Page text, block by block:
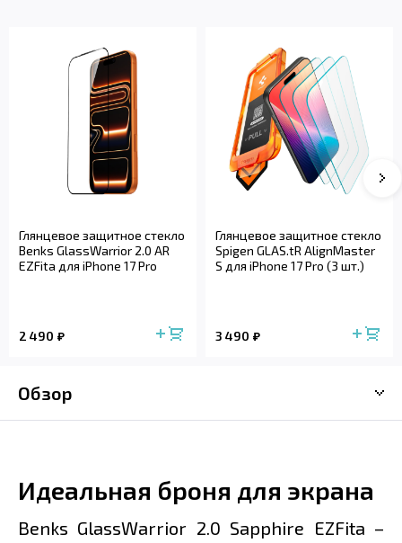
Глянцевое защитное стекло
Benks GlassWarrior 2.0 AR
EZFita для iPhone 17 Pro
2 490
Глянцевое защитное стекло
Spigen GLAS.tR AlignMaster
S для iPhone 17 Pro (3 шт.)
3 490
Обзор
Идеальная броня для экрана
Benks GlassWarrior 2.0 Sapphire EZFita –